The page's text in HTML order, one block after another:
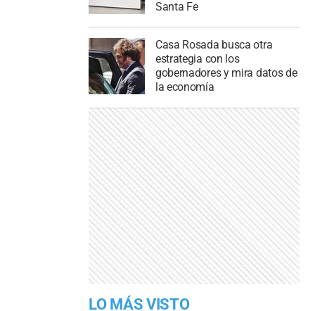
Santa Fe
Casa Rosada busca otra
estrategia con los
gobernadores y mira datos de
la economía
LO MÁS VISTO